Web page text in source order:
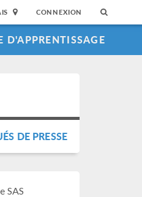
CONNEXION
D'APPRENTISSAGE
DE PRESSE
SAS